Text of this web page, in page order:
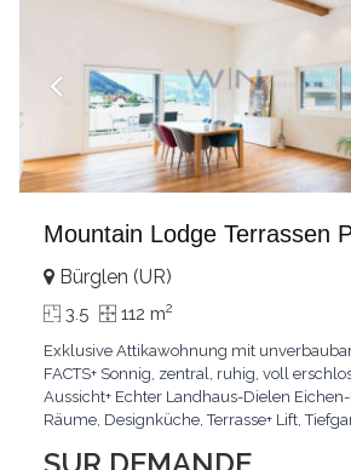
Mountain Lodge Terrassen
Bürglen (UR)
3.5 112 m2
Exklusive Attikawohnung mit
FACTS+ Sonnig, zentral, ruhig, voll
Aussicht+ Echter Landhaus-Dielen
Räume, Designküche, Terrasse+ Lift,
ArchitekturKLARTEXT: Grosszügig,